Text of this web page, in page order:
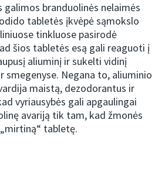
galimos branduolinės nelaimės
tabletės įkvėpė sąmokslo
tinkluose pasirodė
šios tabletės esą gali reaguoti į
aliuminį ir sukelti vidinį
smegenyse. Negana to, aliuminio
maistą, dezodorantus ir
vyriausybės gali apgaulingai
avariją tik tam, kad žmonės
tabletę.